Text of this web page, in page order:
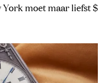
moet maar liefst $